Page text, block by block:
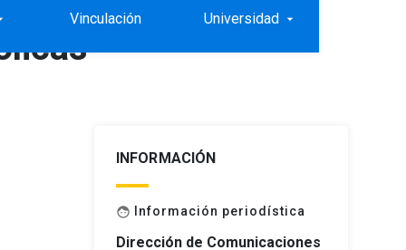
Vinculación Universidad arrow_drop_down
INFORMACIÓN
face Información periodística
Dirección de Comunicaciones